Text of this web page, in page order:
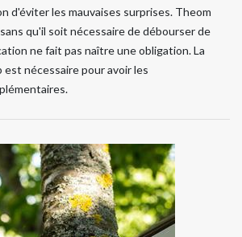
d'éviter les mauvaises surprises. Theom
qu'il soit nécessaire de débourser de
ne fait pas naître une obligation. La
nécessaire pour avoir les